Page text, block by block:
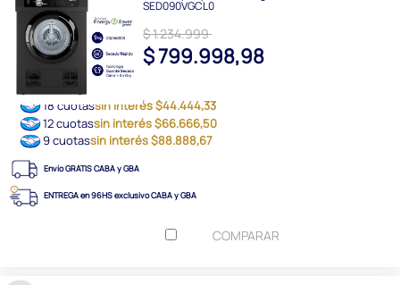
SED090VGCL0
$ 1.234.999
$ 799.998,98
18 cuotassin interés $44.444,33
12 cuotassin interés $66.666,50
9 cuotassin interés $88.888,67
Envío GRATIS CABA y GBA
ENTREGA en 96HS exclusivo CABA y GBA
COMPARAR